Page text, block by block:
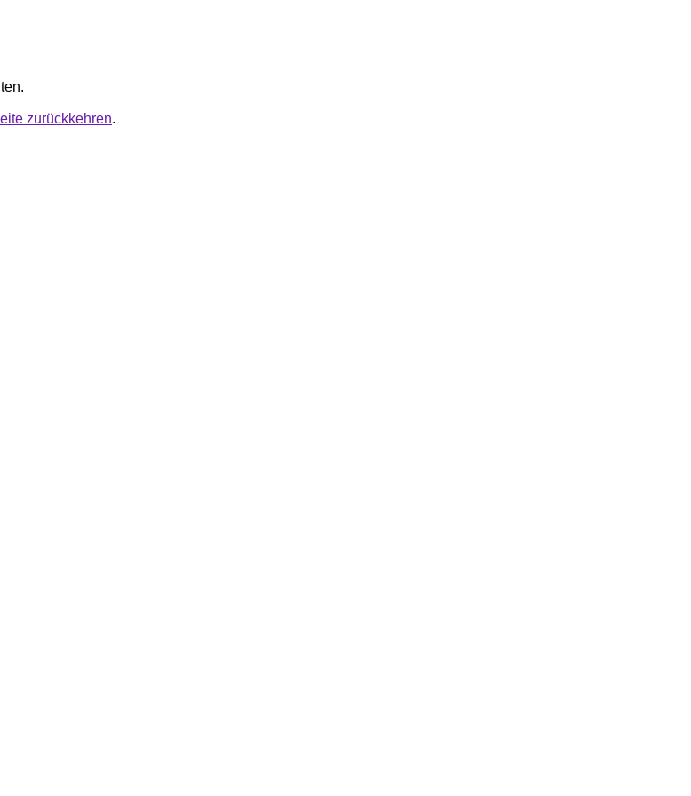
zurückkehren.